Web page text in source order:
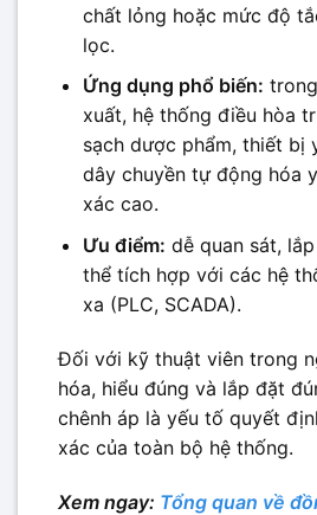
chất lỏng hoặc mức độ
lọc.
Ứng dụng phổ biến:
xuất, hệ thống điều hòa
sạch dược phẩm, thiết bị
dây chuyền tự động hóa
xác cao.
Ưu điểm: dễ quan sát,
thể tích hợp với các hệ
xa (PLC, SCADA).
Đối với kỹ thuật viên trong
hóa, hiểu đúng và lắp đặt
chênh áp là yếu tố quyết
xác của toàn bộ hệ thống.
Xem ngay: Tổng quan về